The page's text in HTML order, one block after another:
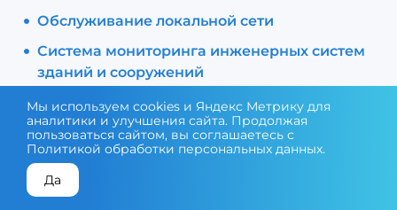
Обслуживание локальной сети
Система мониторинга инженерных систем
зданий и сооружений
Эксплуатация инженерных систем
Инженерная инфраструктура серверных и
ЦОД
Сервисное обслуживание и эксплуатация
КОНСУЛЬТАЦИЯ ЭКСПЕРТА
Мы используем cookies и Яндекс Метрику для
аналитики и улучшения сайта. Продолжая
пользоваться сайтом, вы соглашаетесь с
Политикой обработки персональных данных.
Да